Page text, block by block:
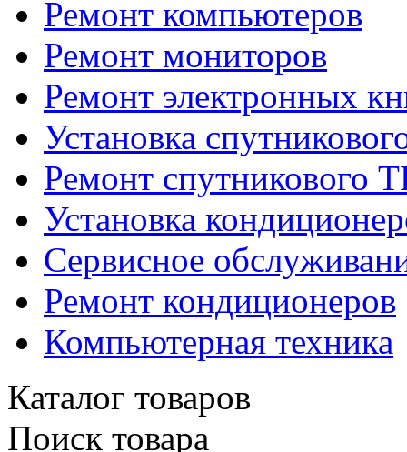
Ремонт компьютеров
Ремонт мониторов
Ремонт электронных
Установка
Ремонт спутникового
Установка
Сервисное
Ремонт кондиционеров
Компьютерная техника
Каталог товаров
Поиск товара